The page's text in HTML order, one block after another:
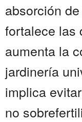
absorción
fortalece las
aumenta la
jardinería
implica
no